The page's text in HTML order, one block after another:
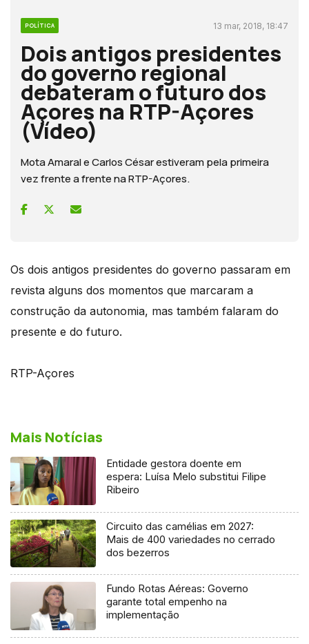
POLÍTICA 13 mar, 2018, 18:47
Dois antigos presidentes
do governo regional
debateram o futuro dos
Açores na RTP-Açores
(Vídeo)
Mota Amaral e Carlos César estiveram pela primeira
vez frente a frente na RTP-Açores.
Os dois antigos presidentes do governo passaram em
revista alguns dos momentos que marcaram a
construção da autonomia, mas também falaram do
presente e do futuro.
RTP-Açores
Mais Notícias
Entidade gestora doente em
espera: Luísa Melo substitui Filipe
Ribeiro
Circuito das camélias em 2027:
Mais de 400 variedades no cerrado
dos bezerros
Fundo Rotas Aéreas: Governo
garante total empenho na
implementação